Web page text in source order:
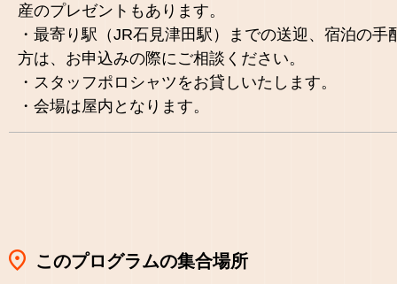
産のプレゼントもあります。
・最寄り駅（JR石見津田駅）までの送迎、宿泊の手
方は、お申込みの際にご相談ください。
・スタッフポロシャツをお貸しいたします。
・会場は屋内となります。
このプログラムの集合場所